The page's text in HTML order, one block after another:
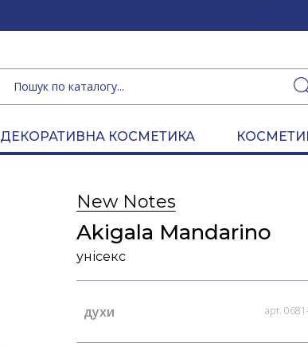
ДЕКОРАТИВНА КОСМЕТИКА
New Notes
Akigala Mandarino
унісекс
духи арт.